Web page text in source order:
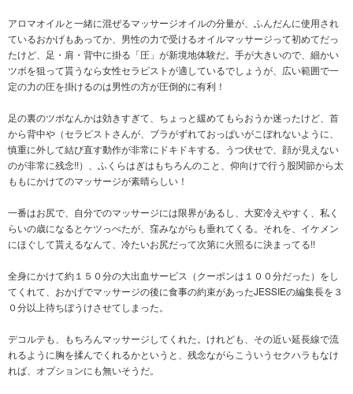
アロマオイルと一緒に混ぜるマッサージオイルの分量が、ふんだんに使用され
ているおかげもあってか、男性の力で受けるオイルマッサージって初めてだっ
たけど、足・肩・背中に掛る「圧」が新境地体験だ。手が大きいので、細かい
ツボを狙って貰うなら女性セラピストが適しているでしょうが、広い範囲で一
定の力の圧を掛けるのは男性の方が圧倒的に有利！
足の裏のツボなんかは効きすぎて、ちょっと緩めてもらおうか迷ったけど、首
から背中や（セラピストさんが、ブラがずれておっぱいがこぼれないように、
慎重に外して結び直す動作が非常にドキドキする。うつ伏せで、顔が見えない
のが非常に残念!!）、ふくらはぎはもちろんのこと、仰向けで行う股関節から太
ももにかけてのマッサージが素晴らしい！
一番はお尻で、自分でのマッサージには限界があるし、大変冷えやすく、私く
らいの歳になるとケツっぺたが、窪みながらも垂れてくる。それを、イケメン
にほぐして貰えるなんて、冷たいお尻だって次第に火照るに決まってる!!
全身にかけて約１５０分の大出血サービス（クーポンは１００分だった）をし
てくれて、おかげでマッサージの後に食事の約束があったJESSIEの編集長を３
０分以上待ちぼうけさせてしまった。
デコルテも、もちろんマッサージしてくれた。けれども、その近い延長線で流
れるように胸を揉んでくれるかというと、残念ながらこういうセクハラもなけ
れば、オプションにも無いそうだ。